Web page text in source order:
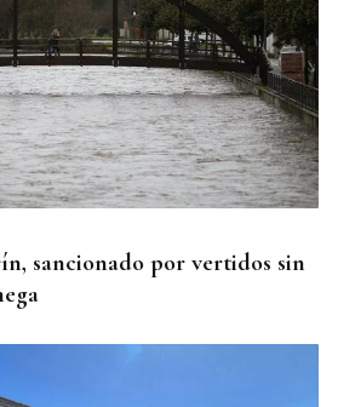
sancionado por vertidos sin